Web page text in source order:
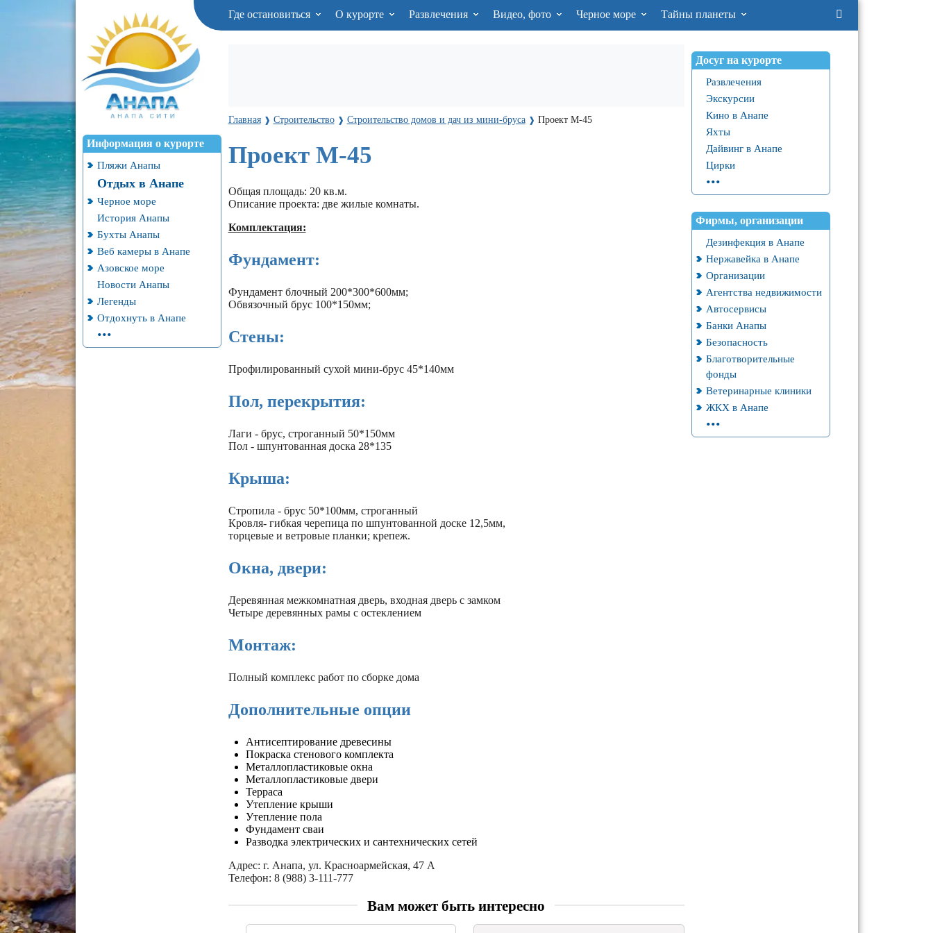
Где остановиться О курорте Развлечения Видео, фото Черное море Тайны планеты
Информация о курорте
Пляжи Анапы
Отдых в Анапе
Черное море
История Анапы
Бухты Анапы
Веб камеры в Анапе
Азовское море
Новости Анапы
Легенды
Отдохнуть в Анапе
...
Главная ❱ Строительство ❱ Строительство домов и дач из мини-бруса ❱ Проект М-45
Проект М-45
Общая площадь: 20 кв.м.
Описание проекта: две жилые комнаты.
Комплектация:
Фундамент:
Фундамент блочный 200*300*600мм;
Обвязочный брус 100*150мм;
Стены:
Профилированный сухой мини-брус 45*140мм
Пол, перекрытия:
Лаги - брус, строганный 50*150мм
Пол - шпунтованная доска 28*135
Крыша:
Стропила - брус 50*100мм, строганный
Кровля- гибкая черепица по шпунтованной доске 12,5мм,
торцевые и ветровые планки; крепеж.
Окна, двери:
Деревянная межкомнатная дверь, входная дверь с замком
Четыре деревянных рамы с остеклением
Монтаж:
Полный комплекс работ по сборке дома
Дополнительные опции
Антисептирование древесины
Покраска стенового комплекта
Металлопластиковые окна
Металлопластиковые двери
Терраса
Утепление крыши
Утепление пола
Фундамент сваи
Разводка электрических и сантехнических сетей
Адрес: г. Анапа, ул. Красноармейская, 47 А
Телефон: 8 (988) 3-111-777
Вам может быть интересно
Досуг на курорте
Развлечения
Экскурсии
Кино в Анапе
Яхты
Дайвинг в Анапе
Цирки
...
Фирмы, организации
Дезинфекция в Анапе
Нержавейка в Анапе
Организации
Агентства недвижимости
Автосервисы
Банки Анапы
Безопасность
Благотворительные
фонды
Ветеринарные клиники
ЖКХ в Анапе
...